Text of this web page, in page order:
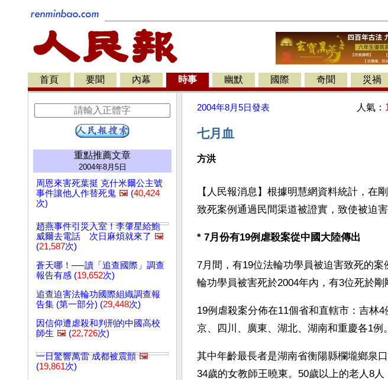
首頁 要聞 內幕 時事 幽默 國際 奇聞 災禍
重點推薦文章
2004年8月5日
周恩來害死葉挺 克什米爾公主號
事件讓他人作替死鬼 🖼️ (40,424
次)
趙燕事件引災入室！李肇星給鮑
威爾去電話 次日麻煩就來了 🖼️
(21,587次)
蒼天哪！──讀「追查國際」調查
報告有感 (19,652次)
追查迫害法輪功國際組織調查報
告集 (第一部分) (29,448次)
因信仰遭虐殺和判刑的中國高校
師生 🖼️ (22,726次)
一日驚響萬雷 成都被震顫 🖼️
(19,861次)
2004年8月5日發表 人氣：
七月血
方洪
【人民報消息】根據明慧網資料統計，在
致死案例通過民間渠道被證實，致使被迫
* 7月份有19例虐殺案從中國大陸傳出
7月間，有19位法輪功學員被迫害致死的
輪功學員被害死於2004年內，有3位死於剛
19例虐殺案分佈在11個省和直轄市：吉林
京、四川、廣東、湖北、湖南和重慶各1例
其中年齡最長者是湖南省衡陽縣欄壠鄉泉
34歲的女教師王曉東。50歲以上的老人8人